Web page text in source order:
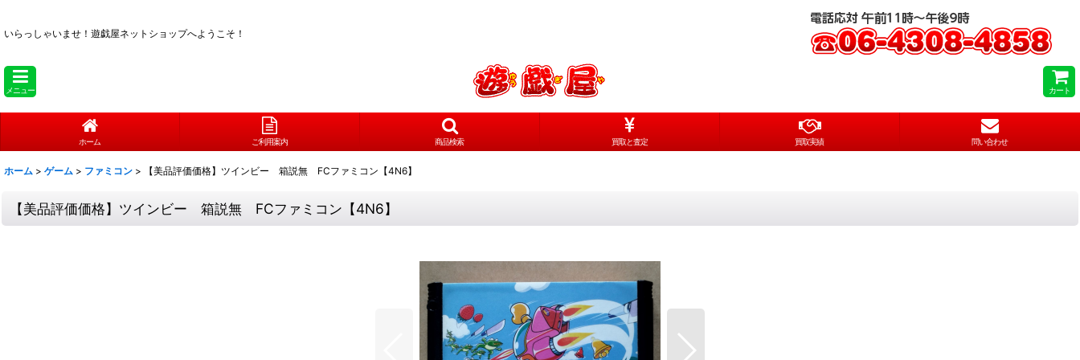
いらっしゃいませ！ 遊戯屋ネットショップへようこそ！
メニュー カート
ホーム ご利用案内 商品検索 買取と査定 買取実績 問い合わせ
ホーム > ゲーム > ファミコン > 【美品評価価格】ツインビー 箱説無 FCファミコン【4N6】
【美品評価価格】ツインビー 箱説無 FCファミコン【4N6】